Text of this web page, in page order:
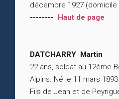
décembre 1927 (domicile
-------- Haut de page
DATCHARRY Martin
22 ans, soldat au 12ème
Alpins. Né le 11 mars
Fils de Jean et de